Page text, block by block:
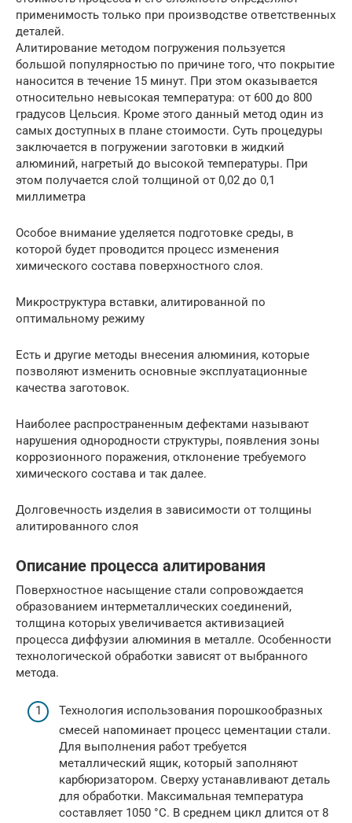
применимость только при производстве ответственных
деталей.
Алитирование методом погружения пользуется
большой популярностью по причине того, что покрытие
наносится в течение 15 минут. При этом оказывается
относительно невысокая температура: от 600 до 800
градусов Цельсия. Кроме этого данный метод один из
самых доступных в плане стоимости. Суть процедуры
заключается в погружении заготовки в жидкий
алюминий, нагретый до высокой температуры. При
этом получается слой толщиной от 0,02 до 0,1
миллиметра
Особое внимание уделяется подготовке среды, в
которой будет проводится процесс изменения
химического состава поверхностного слоя.
Микроструктура вставки, алитированной по
оптимальному режиму
Есть и другие методы внесения алюминия, которые
позволяют изменить основные эксплуатационные
качества заготовок.
Наиболее распространенным дефектами называют
нарушения однородности структуры, появления зоны
коррозионного поражения, отклонение требуемого
химического состава и так далее.
Долговечность изделия в зависимости от толщины
алитированного слоя
Описание процесса алитирования
Поверхностное насыщение стали сопровождается
образованием интерметаллических соединений,
толщина которых увеличивается активизацией
процесса диффузии алюминия в металле. Особенности
технологической обработки зависят от выбранного
метода.
Технология использования порошкообразных
смесей напоминает процесс цементации стали.
Для выполнения работ требуется
металлический ящик, который заполняют
карбюризатором. Сверху устанавливают деталь
для обработки. Максимальная температура
составляет 1050 °C. В среднем цикл длится от 8